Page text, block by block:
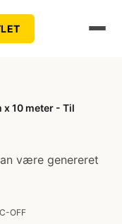
10 meter - Til
være genereret
OFF